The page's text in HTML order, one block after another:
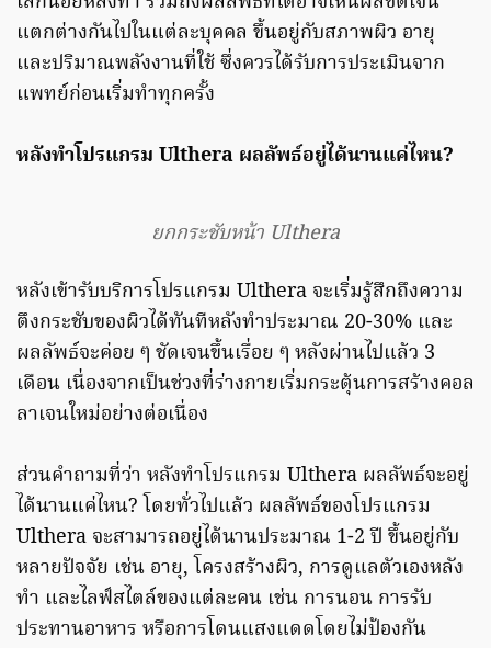
แตกต่างกันไปในแต่ละบุคคล ขึ้นอยู่กับสภาพผิว อายุ
และปริมาณพลังงานที่ใช้ ซึ่งควรได้รับการประเมินจาก
แพทย์ก่อนเริ่มทำทุกครั้ง
หลังทำโปรแกรม Ulthera ผลลัพธ์อยู่ได้นานแค่ไหน?
ยกกระชับหน้า Ulthera
หลังเข้ารับบริการโปรแกรม Ulthera จะเริ่มรู้สึกถึงความ
ตึงกระชับของผิวได้ทันทีหลังทำประมาณ 20-30% และ
ผลลัพธ์จะค่อย ๆ ชัดเจนขึ้นเรื่อย ๆ หลังผ่านไปแล้ว 3
เดือน เนื่องจากเป็นช่วงที่ร่างกายเริ่มกระตุ้นการสร้างคอล
ลาเจนใหม่อย่างต่อเนื่อง
ส่วนคำถามที่ว่า หลังทำโปรแกรม Ulthera ผลลัพธ์จะอยู่
ได้นานแค่ไหน? โดยทั่วไปแล้ว ผลลัพธ์ของโปรแกรม
Ulthera จะสามารถอยู่ได้นานประมาณ 1-2 ปี ขึ้นอยู่กับ
หลายปัจจัย เช่น อายุ, โครงสร้างผิว, การดูแลตัวเองหลัง
ทำ และไลฟ์สไตล์ของแต่ละคน เช่น การนอน การรับ
ประทานอาหาร หรือการโดนแสงแดดโดยไม่ป้องกัน